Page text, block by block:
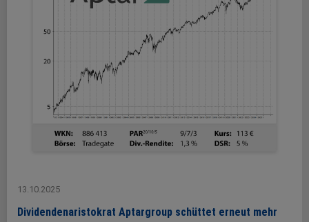
13.10.2025
Dividendenaristokrat Aptargroup schüttet erneut mehr